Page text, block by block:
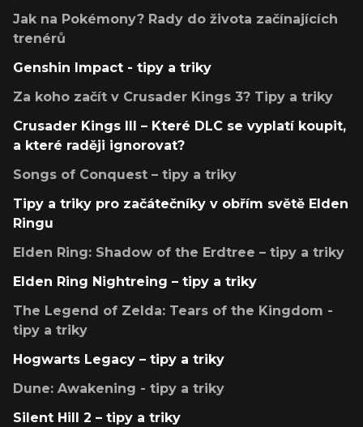
Jak na Pokémony? Rady do života začínajících
trenérů
Genshin Impact - tipy a triky
Za koho začít v Crusader Kings 3? Tipy a triky
Crusader Kings III – Které DLC se vyplatí koupit,
a které raději ignorovat?
Songs of Conquest – tipy a triky
Tipy a triky pro začátečníky v obřím světě Elden
Ringu
Elden Ring: Shadow of the Erdtree – tipy a triky
Elden Ring Nightreing – tipy a triky
The Legend of Zelda: Tears of the Kingdom -
tipy a triky
Hogwarts Legacy – tipy a triky
Dune: Awakening - tipy a triky
Silent Hill 2 – tipy a triky